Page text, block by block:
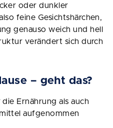
oder dunkler
feine Gesichtshärchen,
genauso weich und hell
verändert sich durch
– geht das?
Ernährung als auch
aufgenommen